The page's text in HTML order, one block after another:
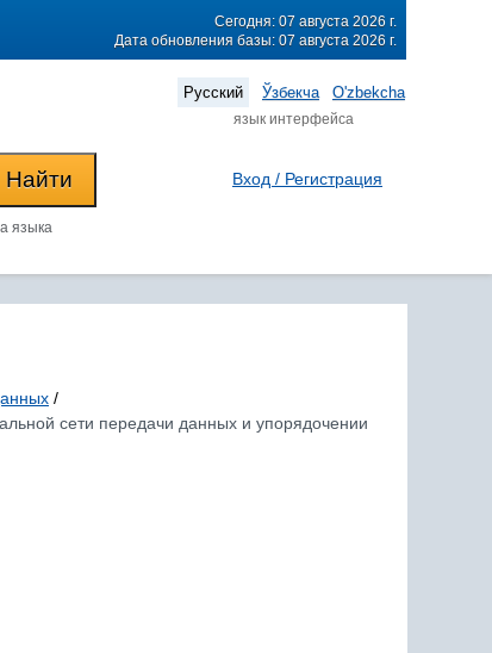
Сегодня: 07 августа 2026 г.
Дата обновления базы: 07 августа 2026 г.
Русский Ўзбекча O'zbekcha
язык интерфейса
языка
Вход / Регистрация
/
сети передачи данных и упорядочении